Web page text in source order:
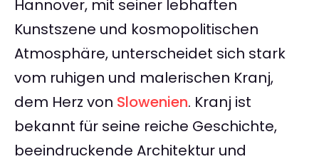
Hannover, mit seiner lebhaften
Kunstszene und kosmopolitischen
Atmosphäre, unterscheidet sich stark
vom ruhigen und malerischen Kranj,
dem Herz von Slowenien. Kranj ist
bekannt für seine reiche Geschichte,
beeindruckende Architektur und